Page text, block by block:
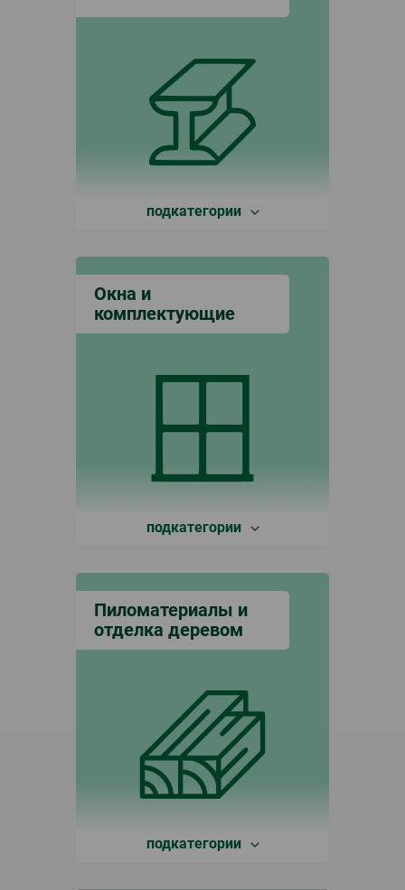
подкатегории
Окна и
комплектующие
подкатегории
Пиломатериалы и
отделка деревом
подкатегории